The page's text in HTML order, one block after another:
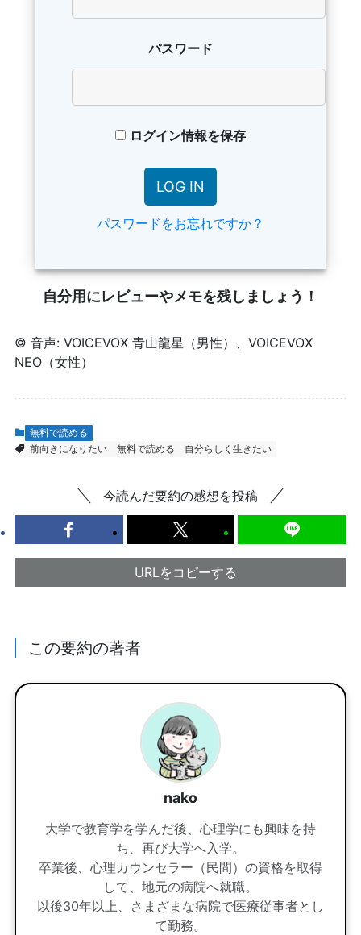
パスワード
ログイン情報を保存
パスワードをお忘れですか？
自分用にレビューやメモを残しましょう！
© 音声: VOICEVOX 青山龍星（男性）、VOICEVOX
NEO（女性）
無料で読める
前向きになりたい
無料で読める 自分らしく生きたい
今読んだ要約の感想を投稿
URLをコピーする
この要約の著者
nako
大学で教育学を学んだ後、心理学にも興味を持
ち、再び大学へ入学。
卒業後、心理カウンセラー（民間）の資格を取得
して、地元の病院へ就職。
以後30年以上、さまざまな病院で医療従事者とし
て勤務。